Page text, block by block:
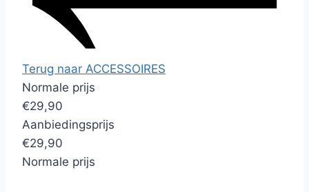
Terug naar ACCESSOIRES
Normale prijs
€29,90
Aanbiedingsprijs
€29,90
Normale prijs